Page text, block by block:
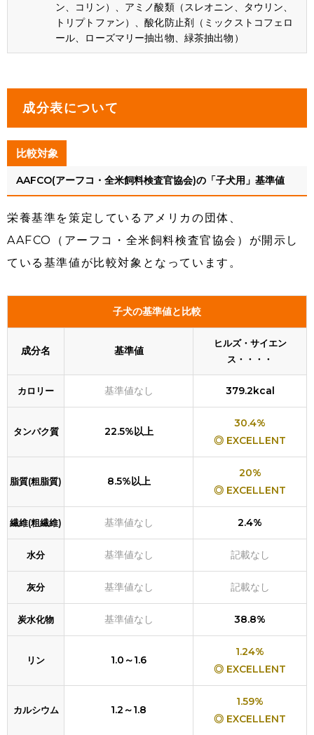
ン、コリン）、アミノ酸類（スレオニン、タウリン、
トリプトファン）、酸化防止剤（ミックストコフェロ
ール、ローズマリー抽出物、緑茶抽出物）
成分表について
比較対象
AAFCO(アーフコ・全米飼料検査官協会)の「子犬用」基準値
栄養基準を策定しているアメリカの団体、
AAFCO（アーフコ・全米飼料検査官協会）が開示し
ている基準値が比較対象となっています。
子犬の基準値と比較
成分名 基準値
ヒルズ・サイエン
ス・・・・
カロリー 基準値なし 379.2kcal
タンパク質 22.5%以上
30.4%
◎ EXCELLENT
脂質(粗脂質) 8.5%以上
20%
◎ EXCELLENT
繊維(粗繊維) 基準値なし 2.4%
水分 基準値なし 記載なし
灰分 基準値なし 記載なし
炭水化物 基準値なし 38.8%
リン 1.0～1.6
1.24%
◎ EXCELLENT
カルシウム 1.2～1.8
1.59%
◎ EXCELLENT